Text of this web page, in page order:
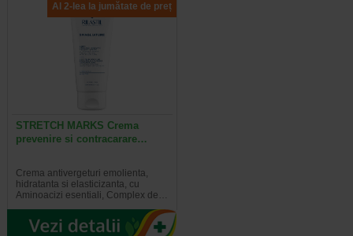
Al 2-lea la jumătate de preț
STRETCH MARKS Crema
prevenire si contracarare…
Crema antivergeturi emolienta,
hidratanta si elasticizanta, cu
Aminoacizi esentiali, Complex de…